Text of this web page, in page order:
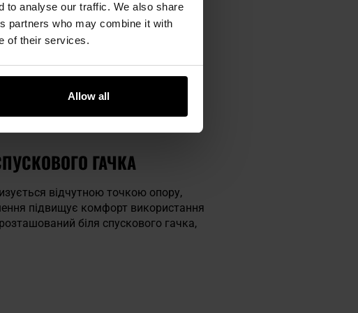
to analyse our traffic. We also share
partners who may combine it with
of their services.
Allow all
зручний, збільшений металевий
залишився.
ГАЧКА
відчутною точкою опору,
підвищує комфорт використання
біля спускового гачка,